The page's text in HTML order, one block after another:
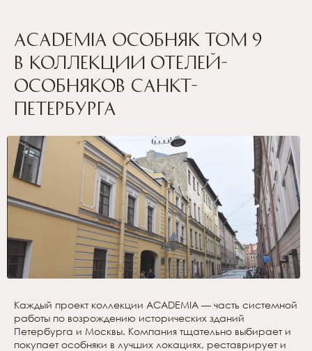
ACADEMIA Особняк Том 9
в коллекции отелей-
особняков Санкт-
Петербурга
Каждый проект коллекции ACADEMIA — часть системной
работы по возрождению исторических зданий
Петербурга и Москвы. Компания тщательно выбирает и
покупает особняки в лучших локациях, реставрирует и